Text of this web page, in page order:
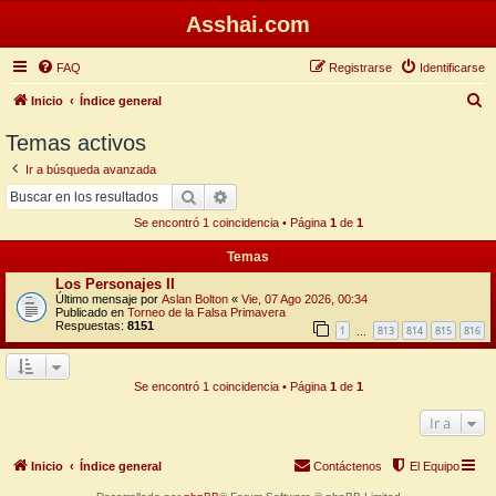
Asshai.com
FAQ Identificarse
Registrarse
Inicio Índice general
Temas activos
Ir a búsqueda avanzada
Buscar
Se encontró 1 coincidencia • Página 1de 1
Temas
Los Personajes II
Último mensaje por Aslan Bolton « Vie, 07 Ago 2026, 00:34
Publicado en Torneo de la Falsa Primavera
Respuestas: 8151 1 813 814 815 816
Se encontró 1 coincidencia • Página 1de 1
Ir a
Inicio Índice general El Equipo
Contáctenos